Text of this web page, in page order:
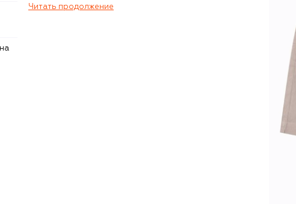
одежды из кашемира. Переломный момент в истории
Читать продолжение